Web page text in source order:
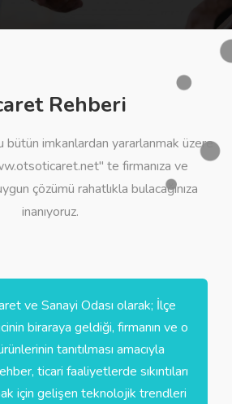
Rehberi
bütün imkanlardan yararlanmak üzere
te firmanıza ve
çözümü rahatlıkla bulacağınıza
inanıyoruz.
ve Sanayi Odası olarak; İlçe
biraraya geldiği, firmanın ve o
tanıtılması amacıyla
ticari faaliyetlerde sıkıntıları
için gelişen teknolojik trendleri